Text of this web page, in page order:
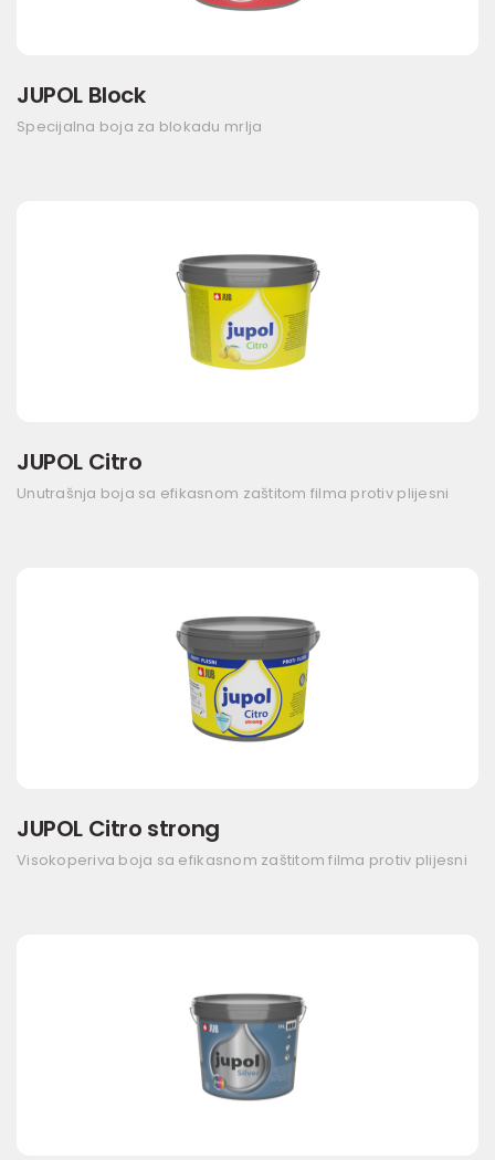
JUPOL Block
Specijalna boja za blokadu mrlja
JUPOL Citro
Unutrašnja boja sa efikasnom zaštitom filma protiv plijesni
JUPOL Citro strong
Visokoperiva boja sa efikasnom zaštitom filma protiv plijesni